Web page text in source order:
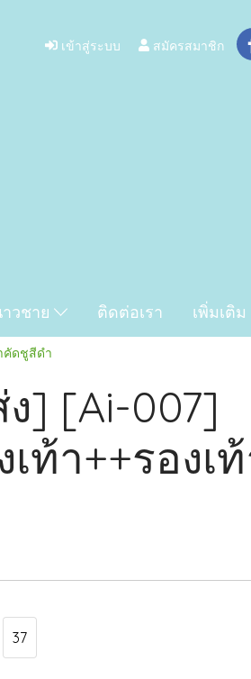
เข้าสู่ระบบ สมัครสมาชิก
วชาย ติดต่อเรา เพิ่มเติม
คัดชูสีดำ
] [Ai-007]
เท้า++รอง
37